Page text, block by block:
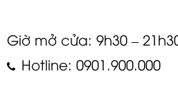
Giờ mở cửa: 9h30 –
Hotline: 0901.900.000